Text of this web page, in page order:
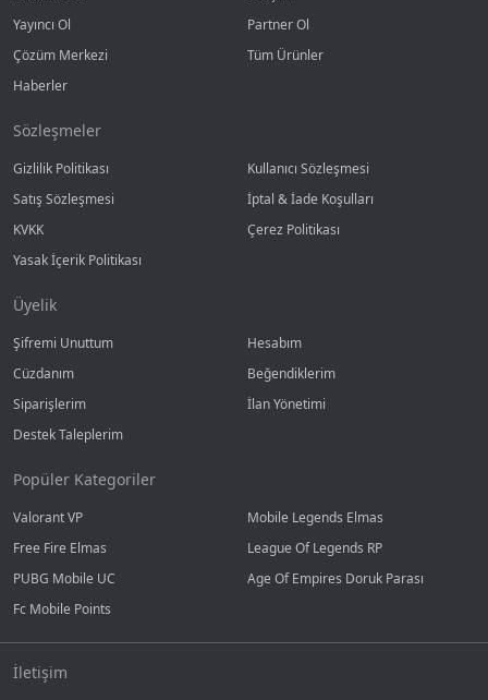
Yayıncı Ol
Partner Ol
Çözüm Merkezi
Tüm Ürünler
Haberler
Sözleşmeler
Gizlilik Politikası
Kullanıcı Sözleşmesi
Satış Sözleşmesi
İptal & İade Koşulları
KVKK
Çerez Politikası
Yasak İçerik Politikası
Üyelik
Şifremi Unuttum
Hesabım
Cüzdanım
Beğendiklerim
Siparişlerim
İlan Yönetimi
Destek Taleplerim
Popüler Kategoriler
Valorant VP
Mobile Legends Elmas
Free Fire Elmas
League Of Legends RP
PUBG Mobile UC
Age Of Empires Doruk Parası
Fc Mobile Points
İletişim